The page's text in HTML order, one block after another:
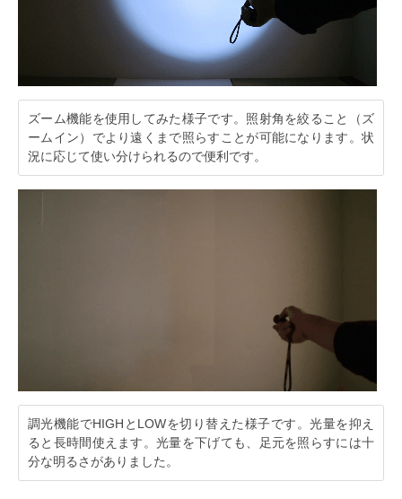
ズーム機能を使用してみた様子です。照射角を絞ること（ズ
ームイン）でより遠くまで照らすことが可能になります。状
況に応じて使い分けられるので便利です。
調光機能でHIGHとLOWを切り替えた様子です。光量を抑え
ると長時間使えます。光量を下げても、足元を照らすには十
分な明るさがありました。